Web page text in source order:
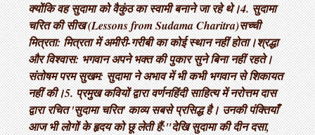
क्योंकि वह सुदामा को वैकुंठ का स्वामी बनाने जा रहे थे। ​4. सुदामा
चरित की सीख (Lessons from Sudama Charitra) ​सच्ची
मित्रता: मित्रता में अमीरी-गरीबी का कोई स्थान नहीं होता। ​श्रद्धा
और विश्वास: भगवान अपने भक्त की पुकार सुने बिना नहीं रहते। ​
संतोषम परम सुखम: सुदामा ने अभाव में भी कभी भगवान से शिकायत
नहीं की। ​5. प्रमुख कवियों द्वारा वर्णन ​हिंदी साहित्य में नरोत्तम दास
द्वारा रचित 'सुदामा चरित' काव्य सबसे प्रसिद्ध है। उनकी पंक्तियाँ
आज भी लोगों के हृदय को छू लेती हैं: ​"देखि सुदामा की दीन दसा,